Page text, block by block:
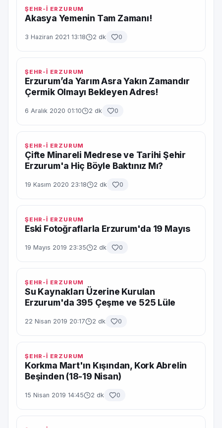
ŞEHR-İ ERZURUM
Akasya Yemenin Tam Zamanı!
3 Haziran 2021 13:18 2 dk 0
ŞEHR-İ ERZURUM
Erzurum’da Yarım Asra Yakın Zamandır
Çermik Olmayı Bekleyen Adres!
6 Aralık 2020 01:10 2 dk 0
ŞEHR-İ ERZURUM
Çifte Minareli Medrese ve Tarihi Şehir
Erzurum'a Hiç Böyle Baktınız Mı?
19 Kasım 2020 23:18 2 dk 0
ŞEHR-İ ERZURUM
Eski Fotoğraflarla Erzurum'da 19 Mayıs
19 Mayıs 2019 23:35 2 dk 0
ŞEHR-İ ERZURUM
Su Kaynakları Üzerine Kurulan
Erzurum'da 395 Çeşme ve 525 Lüle
22 Nisan 2019 20:17 2 dk 0
ŞEHR-İ ERZURUM
Korkma Mart'ın Kışından, Kork Abrelin
Beşinden (18-19 Nisan)
15 Nisan 2019 14:45 2 dk 0